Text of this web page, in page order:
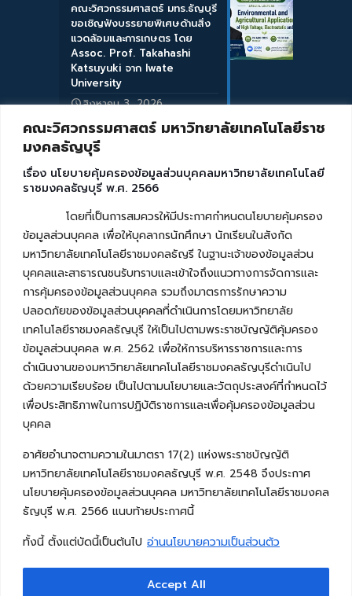
คณะวิศวกรรมศาสตร์ มหาวิทยาลัยเทคโนโลยีราช
มงคลธัญบุรี
เรื่อง นโยบายคุ้มครองข้อมูลส่วนบุคคลมหาวิทยาลัยเทคโนโลยี
ราชมงคลธัญบุรี พ.ศ. 2566
โดยที่เป็นการสมควรให้มีประกาศกำหนดนโยบายคุ้มครอง
ข้อมูลส่วนบุคคล เพื่อให้บุคลากรนักศึกษา นักเรียนในสังกัด
มหาวิทยาลัยเทคโนโลยีราชมงคลธัญรี ในฐานะเจ้าของข้อมูลส่วน
บุคคลและสาธารณชนรับทราบและเข้าใจถึงแนวทางการจัดการและ
การคุ้มครองข้อมูลส่วนบุคคล รวมถึงมาตรการรักษาความ
ปลอดภัยของข้อมูลส่วนบุคคลที่ดำเนินการโดยมหาวิทยาลัย
เทคโนโลยีราชมงคลธัญบุรี ให้เป็นไปตามพระราชบัญญัติคุ้มครอง
ข้อมูลส่วนบุคคล พ.ศ. 2562 เพื่อให้การบริหารราชการและการ
ดำเนินงานของมหาวิทยาลัยเทคโนโลยีราชมงคลธัญบุรีดำเนินไป
ด้วยความเรียบร้อย เป็นไปตามนโยบายและวัตถุประสงค์ที่กำหนดไว้
เพื่อประสิทธิภาพในการปฏิบัติราชการและเพื่อคุ้มครองข้อมูลส่วน
บุคคล
อาศัยอำนาจตามความในมาตรา 17(2) แห่งพระราชบัญญัติ
มหาวิทยาลัยเทคโนโลยีราชมงคลธัญบุรี พ.ศ. 2548 จึงประกาศ
นโยบายคุ้มครองข้อมูลส่วนบุคคล มหาวิทยาลัยเทคโนโลยีราชมงคล
ธัญบุรี พ.ศ. 2566 แนบท้ายประกาศนี้
ทั้งนี้ ตั้งแต่บัดนี้เป็นต้นไป อ่านนโยบายความเป็นส่วนตัว
Accept All
คณะวิศวกรรมศาสตร์ มทร.ธัญบุรี
ขอเชิญฟังบรรยายพิเศษด้านสิ่ง
แวดล้อมและการเกษตร โดย
Assoc. Prof. Takahashi
Katsuyuki จาก Iwate
University
สิงหาคม 3, 2026